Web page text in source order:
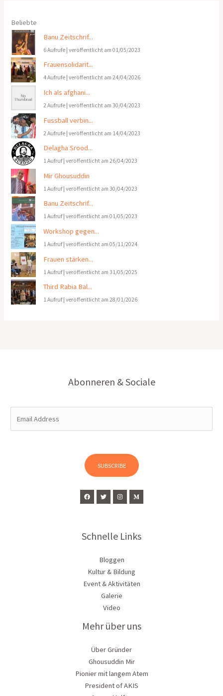
Beliebte
Banu Zeitschrif...
6 Aufrufe |veröffentlicht am 01/05/2023
Frauensolidarit...
4 Aufrufe |veröffentlicht am 24/04/2026
Ich als afghani...
2 Aufrufe |veröffentlicht am 30/04/2023
Fussball verbin...
2 Aufrufe |veröffentlicht am 14/04/2023
Delagha Srood...
1 Aufruf|veröffentlicht am 26/04/2023
Mir Ghousuddin
1 Aufruf|veröffentlicht am 30/04/2023
Banu Zeitschrif...
1 Aufruf|veröffentlicht am 01/05/2023
Workshop gegen...
1 Aufruf|veröffentlicht am 05/11/2024
Frauen stärken...
1 Aufruf|veröffentlicht am 31/05/2025
Third Rabia Bal...
1 Aufruf|veröffentlicht am 28/01/2026
Abonneren & Sociale
SUBSCRIBE
Schnelle Links
Bloggen
Kultur & Bildung
Event & Aktivitäten
Galerie
Video
Mehr über uns
Über Gründer
Ghousuddin Mir
Pionier mit langem Atem
President of AKIS